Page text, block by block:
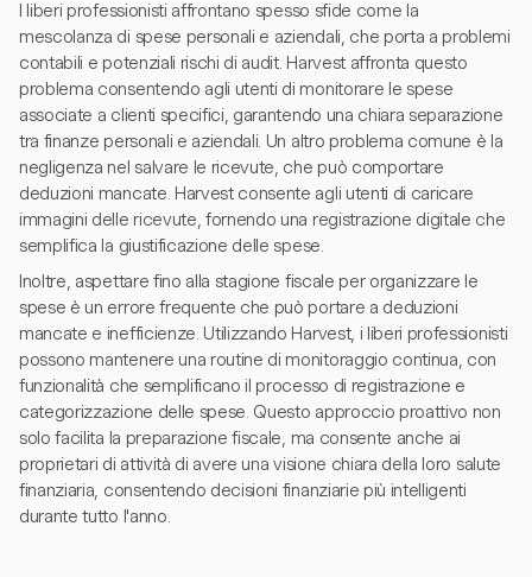
I liberi professionisti affrontano spesso sfide come la
mescolanza di spese personali e aziendali, che porta a problemi
contabili e potenziali rischi di audit. Harvest affronta questo
problema consentendo agli utenti di monitorare le spese
associate a clienti specifici, garantendo una chiara separazione
tra finanze personali e aziendali. Un altro problema comune è la
negligenza nel salvare le ricevute, che può comportare
deduzioni mancate. Harvest consente agli utenti di caricare
immagini delle ricevute, fornendo una registrazione digitale che
semplifica la giustificazione delle spese.
Inoltre, aspettare fino alla stagione fiscale per organizzare le
spese è un errore frequente che può portare a deduzioni
mancate e inefficienze. Utilizzando Harvest, i liberi professionisti
possono mantenere una routine di monitoraggio continua, con
funzionalità che semplificano il processo di registrazione e
categorizzazione delle spese. Questo approccio proattivo non
solo facilita la preparazione fiscale, ma consente anche ai
proprietari di attività di avere una visione chiara della loro salute
finanziaria, consentendo decisioni finanziarie più intelligenti
durante tutto l'anno.